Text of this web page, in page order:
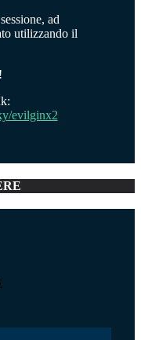
ad
utilizzando il
evilginx2